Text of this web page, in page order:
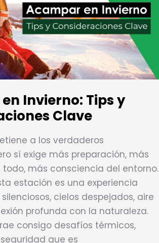
Invierno: Tips y
Clave
a los verdaderos
sí exige más preparación, más
todo, más consciencia del entorno.
estación es una experiencia
cielos despejados, aire
profunda con la naturaleza.
consigo desafíos térmicos,
que es